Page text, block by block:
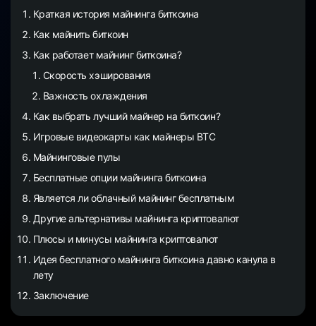
Краткая история майнинга биткоина
Как майнить биткоин
Как работает майнинг биткоина?
Скорость хэширования
Важность охлаждения
Как выбрать лучший майнер на биткоин?
Игровые видеокарты как майнеры BTC
Майнинговые пулы
Бесплатные опции майнинга биткоина
Является ли облачный майнинг бесплатным
Другие альтернативы майнинга криптовалют
Плюсы и минусы майнинга криптовалют
Идея бесплатного майнинга биткоина давно канула в
лету
Заключение